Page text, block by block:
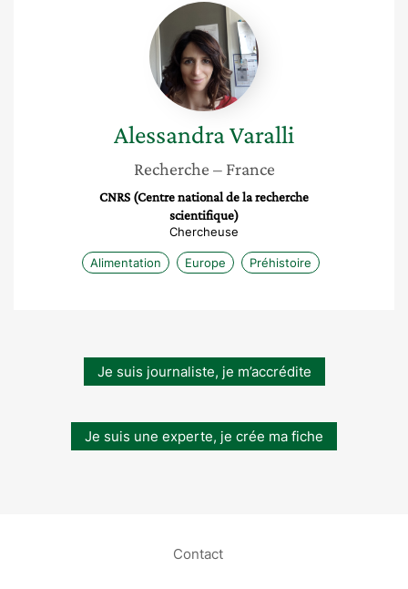
Alessandra
Varalli
AlessandraVaralli
Recherche – France
CNRS (Centre national de la recherche
scientifique)
Chercheuse
Alimentation Europe Préhistoire
Je suis journaliste, je m’accrédite
Je suis une experte, je crée ma fiche
Contact